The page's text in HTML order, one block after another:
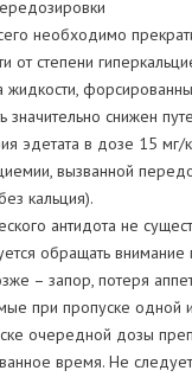
необходимо
от степени
жидкости,
значительно снижен
эдетата в дозе 15
вызванной
кальция).
антидота не
обращать
– запор, потеря
при пропуске одной
очередной дозы
время. Не